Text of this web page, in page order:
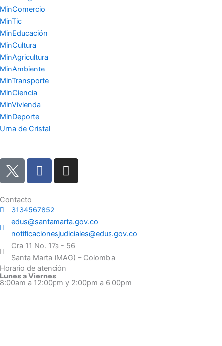
MinComercio
MinTic
MinEducación
MinCultura
MinAgricultura
MinAmbiente
MinTransporte
MinCiencia
MinVivienda
MinDeporte
Urna de Cristal
F
a
b
o
o
k
I
n
g
r
a
m
Contacto
3134567852
edus@santamarta.gov.co
notificacionesjudiciales@edus.gov.co
Cra 11 No. 17a - 56
Santa Marta (MAG) – Colombia
Horario de atención
Lunes a Viernes
8:00am a 12:00pm y 2:00pm a 6:00pm